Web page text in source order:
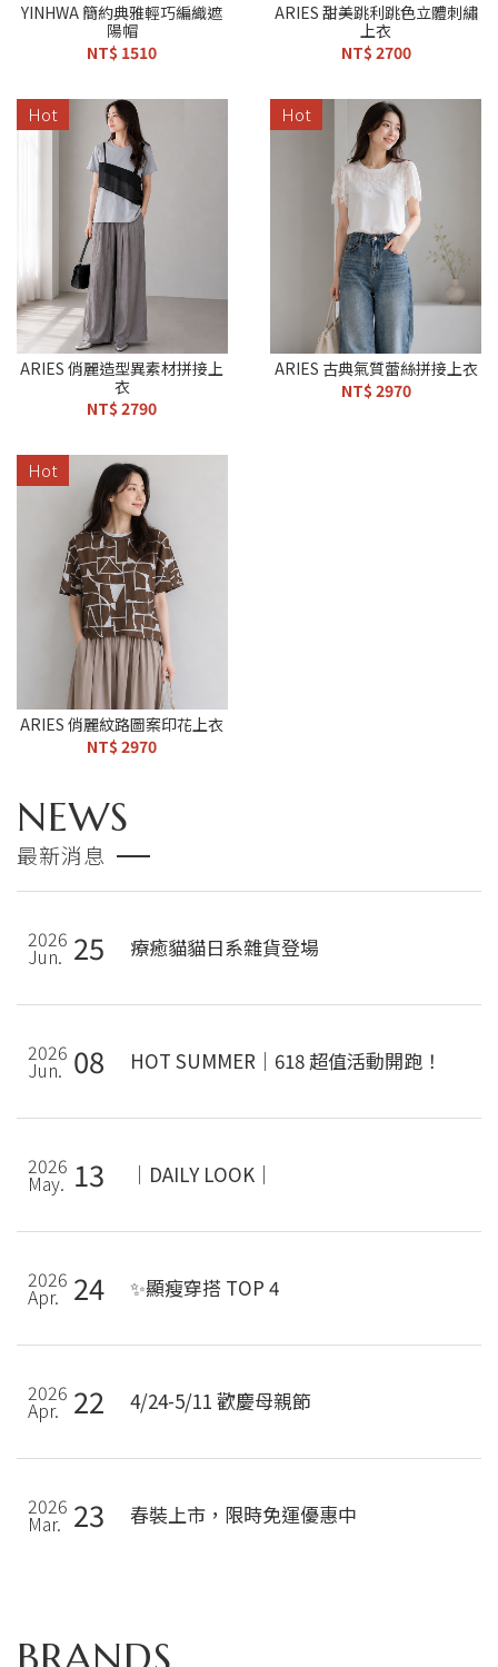
YINHWA 簡約典雅輕巧編織遮
陽帽
NT$ 1510
ARIES 甜美跳利跳色立體刺繡
上衣
NT$ 2700
Hot
ARIES 俏麗造型異素材拼接上
衣
NT$ 2790
Hot
ARIES 古典氣質蕾絲拼接上衣
NT$ 2970
Hot
ARIES 俏麗紋路圖案印花上衣
NT$ 2970
NEWS
最新消息
2026
Jun. 25 療癒貓貓日系雜貨登場
2026
Jun. 08 HOT SUMMER｜618 超值活動開跑！
2026
May. 13 ｜DAILY LOOK｜
2026
Apr. 24 ✨顯瘦穿搭 TOP 4
2026
Apr. 22 4/24-5/11 歡慶母親節
2026
Mar. 23 春裝上市，限時免運優惠中